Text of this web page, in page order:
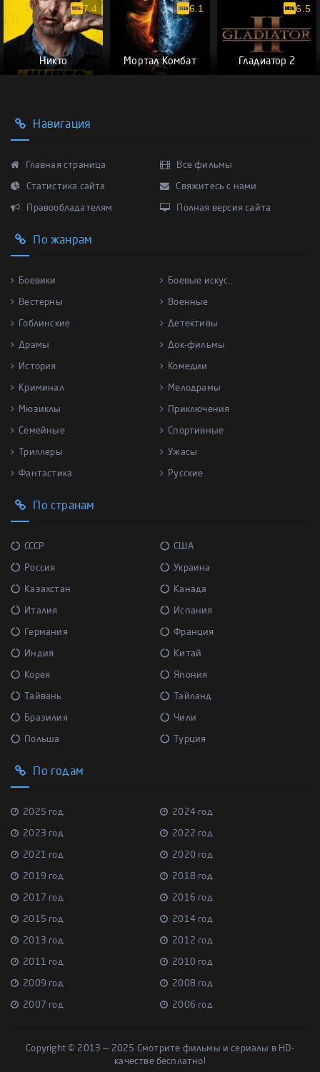
Никто
7.4
Мортал Комбат
6.1
Гладиатор 2
6.5
Навигация
Главная страница Все фильмы
Статистика сайта Свяжитесь с нами
Правообладателям Полная версия сайта
По жанрам
Боевики Боевые искус...
Вестерны Военные
Гоблинские Детективы
Драмы Док-фильмы
История Комедии
Криминал Мелодрамы
Мюзиклы Приключения
Семейные Спортивные
Триллеры Ужасы
Фантастика Русские
По странам
СССР США
Россия Украина
Казахстан Канада
Италия Испания
Германия Франция
Индия Китай
Корея Япония
Тайвань Тайланд
Бразилия Чили
Польша Турция
По годам
2025 год 2024 год
2023 год 2022 год
2021 год 2020 год
2019 год 2018 год
2017 год 2016 год
2015 год 2014 год
2013 год 2012 год
2011 год 2010 год
2009 год 2008 год
2007 год 2006 год
Copyright © 2013 — 2025 Смотрите фильмы и сериалы в HD-
качестве бесплатно!